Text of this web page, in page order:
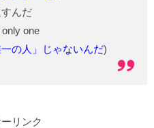
んだ
only one
の人」じゃないんだ)
リンク